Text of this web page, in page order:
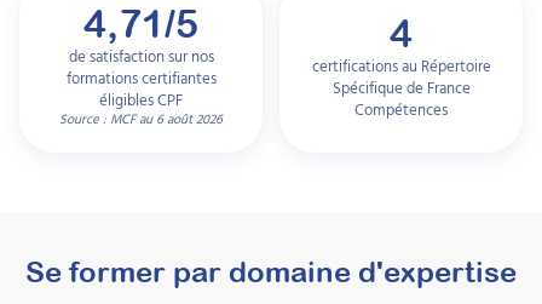
4,71/5
de satisfaction sur nos
formations certifiantes
éligibles CPF
Source : MCF au 6 août 2026
4
certifications au Répertoire
Spécifique de France
Compétences
Se former par domaine d'expertise